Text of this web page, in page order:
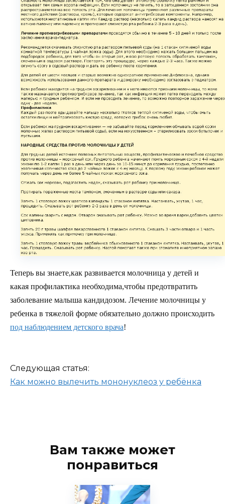
Теперь вы знаете,как развивается молочница у детей и
какая профилактика необходима,чтобы предотвратить
заболевание малыша кандидозом. Лечение молочницы у
ребенка в тяжелой форме обязательно должно происходить
под наблюдением детского врача!
Следующая статья:
Как можно вылечить мононуклеоз у ребёнка
Вам также может
понравиться